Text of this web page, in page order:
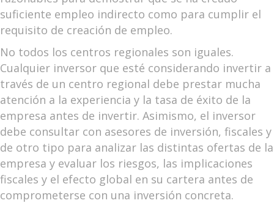
suficiente empleo indirecto como para cumplir el
requisito de creación de empleo.
No todos los centros regionales son iguales.
Cualquier inversor que esté considerando invertir a
través de un centro regional debe prestar mucha
atención a la experiencia y la tasa de éxito de la
empresa antes de invertir. Asimismo, el inversor
debe consultar con asesores de inversión, fiscales y
de otro tipo para analizar las distintas ofertas de la
empresa y evaluar los riesgos, las implicaciones
fiscales y el efecto global en su cartera antes de
comprometerse con una inversión concreta.